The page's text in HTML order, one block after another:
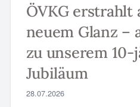
ÖVKG erstrahlt
neuem Glanz –
zu unserem 10-
Jubiläum
28.07.2026